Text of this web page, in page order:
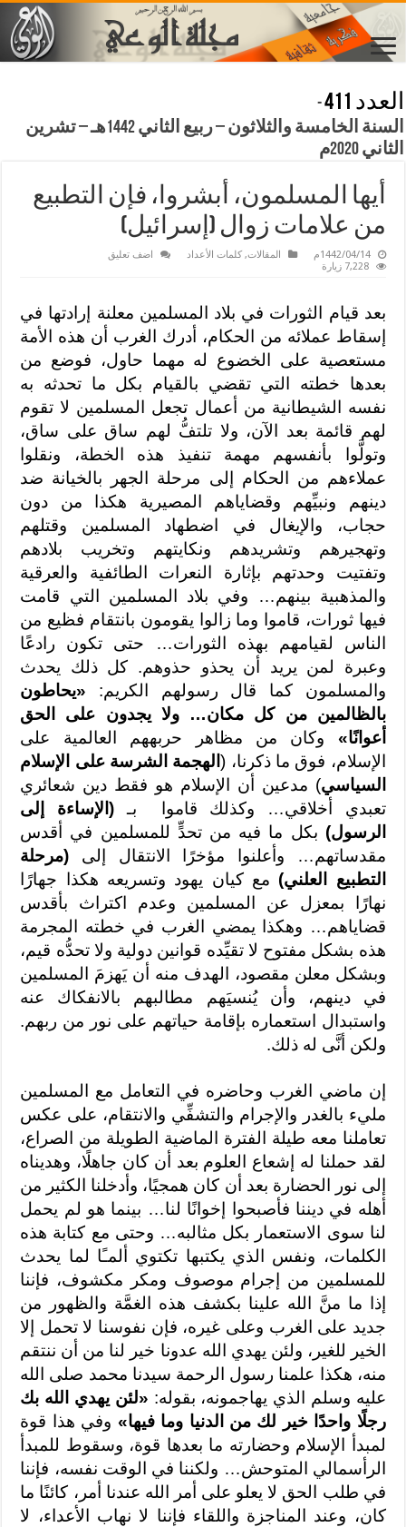
العدد 411
-
السنة الخامسة والثلاثون – ربيع الثاني 1442هـ – تشرين
الثاني 2020م
أيها المسلمون، أبشروا، فإن التطبيع
من علامات زوال (إسرائيل)
1442/04/14م المقالات,كلمات الأعداد
اضف تعليق
7,228 زيارة
بعد قيام الثورات في بلاد المسلمين معلنة إرادتها في
إسقاط عملائه من الحكام، أدرك الغرب أن هذه الأمة
مستعصية على الخضوع له مهما حاول، فوضع من
بعدها خطته التي تقضي بالقيام بكل ما تحدثه به
نفسه الشيطانية من أعمال تجعل المسلمين لا تقوم
لهم قائمة بعد الآن، ولا تلتفُّ لهم ساق على ساق،
وتولَّوا بأنفسهم مهمة تنفيذ هذه الخطة، ونقلوا
عملاءهم من الحكام إلى مرحلة الجهر بالخيانة ضد
دينهم ونبيِّهم وقضاياهم المصيرية هكذا من دون
حجاب، والإيغال في اضطهاد المسلمين وقتلهم
وتهجيرهم وتشريدهم ونكايتهم وتخريب بلادهم
وتفتيت وحدتهم بإثارة النعرات الطائفية والعرقية
والمذهبية بينهم… وفي بلاد المسلمين التي قامت
فيها ثورات، قاموا وما زالوا يقومون بانتقام فظيع من
الناس لقيامهم بهذه الثورات… حتى تكون رادعًا
وعبرة لمن يريد أن يحذو حذوهم. كل ذلك يحدث
والمسلمون كما قال رسولهم الكريم: «يحاطون
بالظالمين من كل مكان… ولا يجدون على الحق
أعوانًا» وكان من مظاهر حربههم العالمية على
الإسلام، فوق ما ذكرنا، (الهجمة الشرسة على الإسلام
السياسي) مدعين أن الإسلام هو فقط دين شعائري
تعبدي أخلاقي… وكذلك قاموا بـ(الإساءة إلى
الرسول) بكل ما فيه من تحدٍّ للمسلمين في أقدس
مقدساتهم… وأعلنوا مؤخرًا الانتقال إلى (مرحلة
التطبيع العلني) مع كيان يهود وتسريعه هكذا جهارًا
نهارًا بمعزل عن المسلمين وعدم اكتراث بأقدس
قضاياهم… وهكذا يمضي الغرب في خطته المجرمة
هذه بشكل مفتوح لا تقيِّده قوانين دولية ولا تحدُّه قيم،
وبشكل معلن مقصود، الهدف منه أن يَهزمَ المسلمين
في دينهم، وأن يُنسيَهم مطالبهم بالانفكاك عنه
واستبدال استعماره بإقامة حياتهم على نور من ربهم.
ولكن أنَّى له ذلك.
إن ماضي الغرب وحاضره في التعامل مع المسلمين
مليء بالغدر والإجرام والتشفِّي والانتقام، على عكس
تعاملنا معه طيلة الفترة الماضية الطويلة من الصراع،
لقد حملنا له إشعاع العلوم بعد أن كان جاهلًا، وهديناه
إلى نور الحضارة بعد أن كان همجيًا، وأدخلنا الكثير من
أهله في ديننا فأصبحوا إخوانًا لنا… بينما هو لم يحمل
لنا سوى الاستعمار بكل مثالبه… وحتى مع كتابة هذه
الكلمات، ونفس الذي يكتبها تكتوي ألمـًا لما يحدث
للمسلمين من إجرام موصوف ومكر مكشوف، فإننا
إذا ما منَّ الله علينا بكشف هذه الغمَّة والظهور من
جديد على الغرب وعلى غيره، فإن نفوسنا لا تحمل إلا
الخير للغير، ولئن يهدي الله عدونا خير لنا من أن ننتقم
منه، هكذا علمنا رسول الرحمة سيدنا محمد صلى الله
عليه وسلم الذي يهاجمونه، بقوله: «لئن يهدي الله بك
رجلًا واحدًا خير لك من الدنيا وما فيها» وفي هذا قوة
لمبدأ الإسلام وحضارته ما بعدها قوة، وسقوط للمبدأ
الرأسمالي المتوحش… ولكننا في الوقت نفسه، فإننا
في طلب الحق لا يعلو على أمر الله عندنا أمر، كائنًا ما
كان، وعند المناجزة واللقاء فإننا لا نهاب الأعداء، لا